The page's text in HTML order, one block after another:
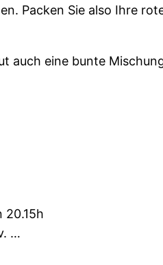
Packen Sie also Ihre
auch eine bunte
20.15h
…